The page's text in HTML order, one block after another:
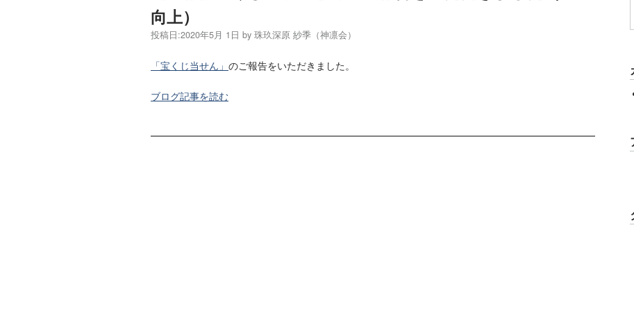
向上）
投稿日:2020年5月 1日 by 珠玖深原 紗季（神凛会）
「宝くじ当せん」 のご報告をいただきました。
ブログ記事を読む